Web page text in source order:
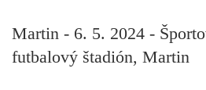
Martin - 6. 5. 2024 -
futbalový štadión, Martin